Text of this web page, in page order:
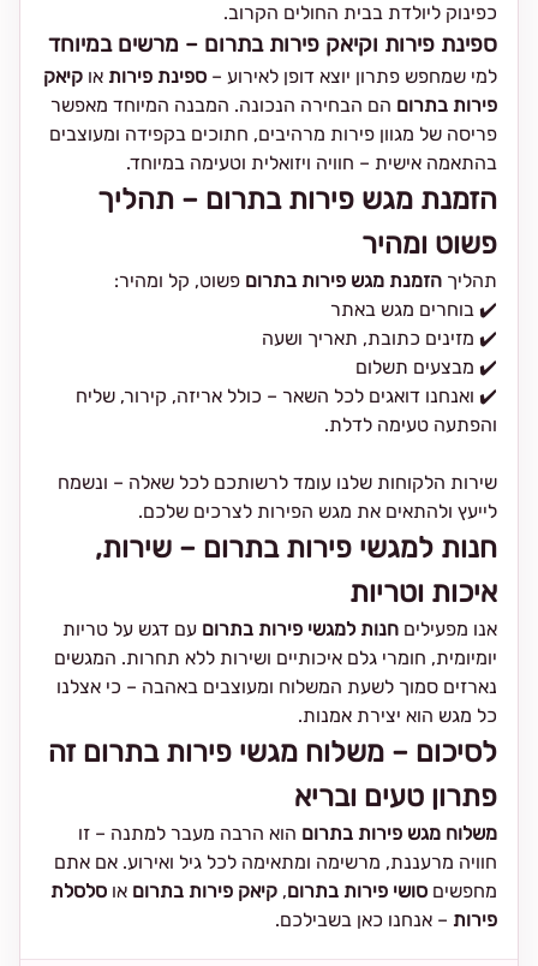
כפינוק ליולדת בבית החולים הקרוב.
ספינת פירות וקיאק פירות בתרום – מרשים במיוחד
למי שמחפש פתרון יוצא דופן לאירוע – ספינת פירות או קיאק
פירות בתרום הם הבחירה הנכונה. המבנה המיוחד מאפשר
פריסה של מגוון פירות מרהיבים, חתוכים בקפידה ומעוצבים
בהתאמה אישית – חוויה ויזואלית וטעימה במיוחד.
הזמנת מגש פירות בתרום – תהליך
פשוט ומהיר
תהליך הזמנת מגש פירות בתרום פשוט, קל ומהיר:
✔️ בוחרים מגש באתר
✔️ מזינים כתובת, תאריך ושעה
✔️ מבצעים תשלום
✔️ ואנחנו דואגים לכל השאר – כולל אריזה, קירור, שליח
והפתעה טעימה לדלת.
שירות הלקוחות שלנו עומד לרשותכם לכל שאלה – ונשמח
לייעץ ולהתאים את מגש הפירות לצרכים שלכם.
חנות למגשי פירות בתרום – שירות,
איכות וטריות
אנו מפעילים חנות למגשי פירות בתרום עם דגש על טריות
יומיומית, חומרי גלם איכותיים ושירות ללא תחרות. המגשים
נארזים סמוך לשעת המשלוח ומעוצבים באהבה – כי אצלנו
כל מגש הוא יצירת אמנות.
לסיכום – משלוח מגשי פירות בתרום זה
פתרון טעים ובריא
משלוח מגש פירות בתרום הוא הרבה מעבר למתנה – זו
חוויה מרעננת, מרשימה ומתאימה לכל גיל ואירוע. אם אתם
מחפשים סושי פירות בתרום, קיאק פירות בתרום או סלסלת
פירות – אנחנו כאן בשבילכם.